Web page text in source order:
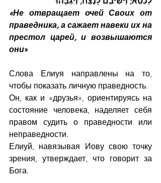
«Не отвращает очей Своих от
праведника, а сажает навеки их на
престол царей, и возвышаются
они»
Слова Елиуя направлены на то,
чтобы показать личную праведность.
Он, как и «друзья», ориентируясь на
состояние человека, наделяет себя
правом судить о праведности или
неправедности.
Елиуй, навязывая Иову свою точку
зрения, утверждает, что говорит за
Бога.